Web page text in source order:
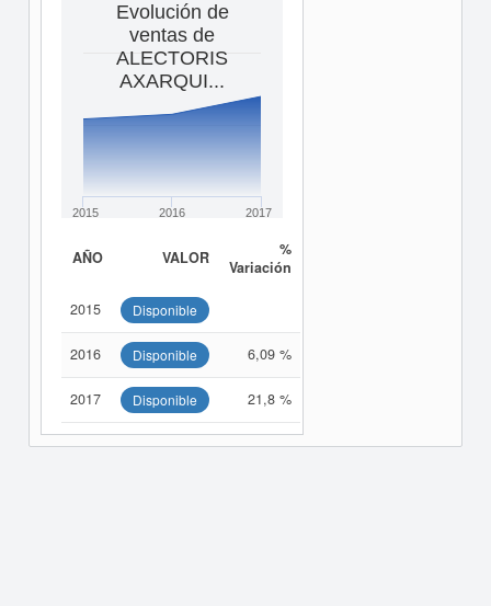
Evolución de
ventas de
ALECTORIS
AXARQUI...
2015 2016 2017
AÑO VALOR
%
Variación
2015 Disponible
2016 Disponible 6,09 %
2017 Disponible 21,8 %